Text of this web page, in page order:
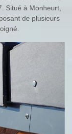
Situé à Monheurt,
de plusieurs